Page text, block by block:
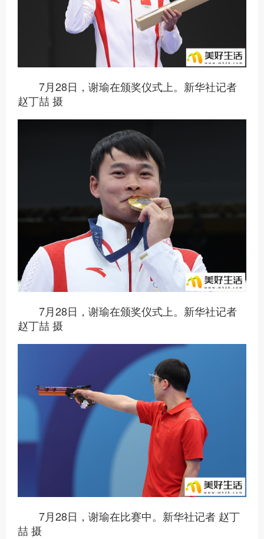
7月28日，谢瑜在颁奖仪式上。新华社记者
赵丁喆 摄
7月28日，谢瑜在颁奖仪式上。新华社记者
赵丁喆 摄
7月28日，谢瑜在比赛中。新华社记者 赵丁
喆 摄